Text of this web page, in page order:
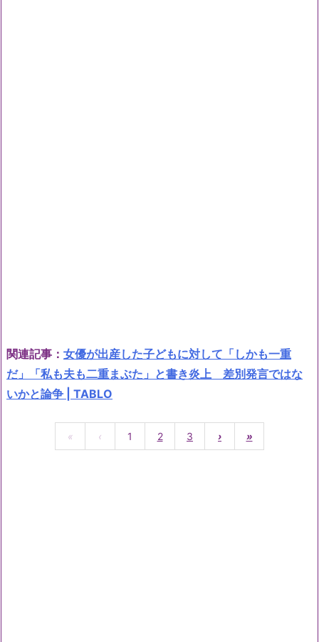
関連記事： 女優が出産した子どもに対して「しかも一重
だ」「私も夫も二重まぶた」と書き炎上 差別発言ではな
いかと論争 | TABLO
« ‹ 1 2 3 › »